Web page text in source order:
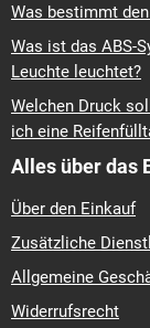
Was bestimmt
Was ist das ABS-
Leuchte leuchtet?
Welchen Druck
ich eine
Alles über das
Über den Einkauf
Zusätzliche
Allgemeine
Widerrufsrecht